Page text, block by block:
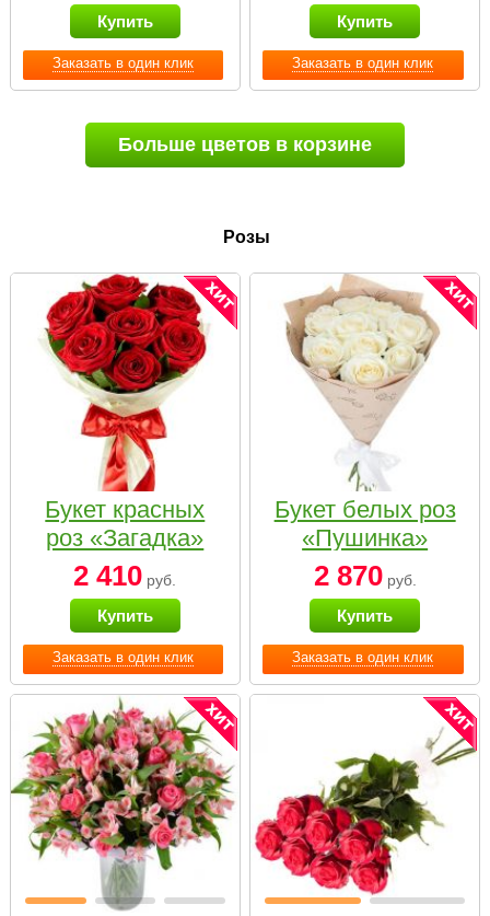
Заказать в один клик
Купить
Заказать в один клик
Купить
Больше цветов в корзине
Розы
Заказать в один клик
Букет красных
роз «Загадка»
2 410 руб.
Купить
Заказать в один клик
Букет белых роз
«Пушинка»
2 870руб.
Купить